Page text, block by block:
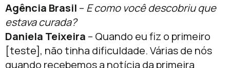
Agência Brasil – E como você descobriu que
estava curada?
Daniela Teixeira – Quando eu fiz o primeiro
[teste], não tinha dificuldade. Várias de nós
quando recebemos a notícia da primeira